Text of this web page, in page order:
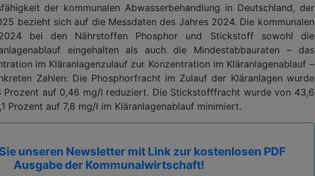
der kommunalen Abwasserbehandlung in Deutschland, der
bezieht sich auf die Messdaten des Jahres 2024. Die kommunalen
bei den Nährstoffen Phosphor und Stickstoff sowohl die
eingehalten als auch die Mindestabbauraten – das
im Kläranlagenzulauf zur Konzentration im Kläranlagenablauf –
Zahlen: Die Phosphorfracht im Zulauf der Kläranlagen wurde
Prozent auf 0,46 mg/l reduziert. Die Stickstofffracht wurde von 43,6
Prozent auf 7,8 mg/l im Kläranlagenablauf minimiert.
unseren Newsletter mit Link zur kostenlosen PDF
Ausgabe der Kommunalwirtschaft!